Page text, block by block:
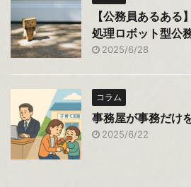
【公務員あるある
処理ロボット型公
2025/6/28
コラム
事務屋が事務だけ
2025/6/22